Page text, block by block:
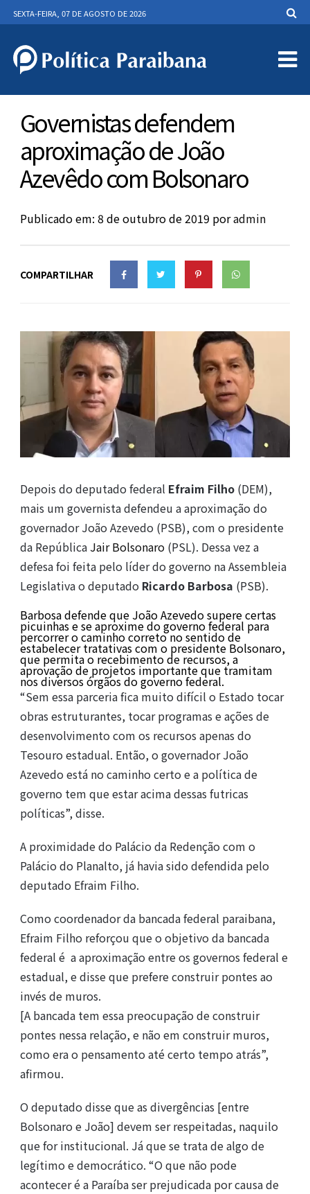
SEXTA-FEIRA, 07 DE AGOSTO DE 2026
Governistas defendem
aproximação de João
Azevêdo com Bolsonaro
Publicado em: 8 de outubro de 2019 poradmin
COMPARTILHAR
Depois do deputado federal Efraim Filho(DEM),
mais um governista defendeu a aproximação do
governador João Azevedo (PSB), com o presidente
da República Jair Bolsonaro(PSL). Dessa vez a
defesa foi feita pelo líder do governo na Assembleia
Legislativa o deputado Ricardo Barbosa (PSB).
Barbosa defende que João Azevedo supere certas
picuinhas e se aproxime do governo federal para
percorrer o caminho correto no sentido de
estabelecer tratativas com o presidente Bolsonaro,
que permita o recebimento de recursos, a
aprovação de projetos importante que tramitam
nos diversos órgãos do governo federal.
“Sem essa parceria fica muito difícil o Estado tocar
obras estruturantes, tocar programas e ações de
desenvolvimento com os recursos apenas do
Tesouro estadual. Então, o governador João
Azevedo está no caminho certo e a política de
governo tem que estar acima dessas futricas
políticas”, disse.
A proximidade do Palácio da Redenção com o
Palácio do Planalto, já havia sido defendida pelo
deputado Efraim Filho.
Como coordenador da bancada federal paraibana,
Efraim Filho reforçou que o objetivo da bancada
federal é a aproximação entre os governos federal e
estadual, e disse que prefere construir pontes ao
invés de muros.
[A bancada tem essa preocupação de construir
pontes nessa relação, e não em construir muros,
como era o pensamento até certo tempo atrás”,
afirmou.
O deputado disse que as divergências [entre
Bolsonaro e João] devem ser respeitadas, naquilo
que for institucional. Já que se trata de algo de
legítimo e democrático. “O que não pode
acontecer é a Paraíba ser prejudicada por causa de